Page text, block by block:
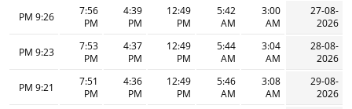
27-08-
2026
3:00
AM
5:42
AM
12:49
PM
4:39
PM
7:56
PM
9:26 PM
28-08-
2026
3:04
AM
5:44
AM
12:49
PM
4:37
PM
7:53
PM
9:23 PM
29-08-
2026
3:08
AM
5:46
AM
12:49
PM
4:36
PM
7:51
PM
9:21 PM